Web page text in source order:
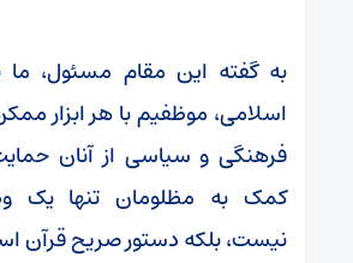
به گفته این مقام مسئول، ما
اسلامی، موظفیم با هر ابزار
فرهنگی و سیاسی از آنان
کمک به مظلومان تنها یک
نیست، بلکه دستور صریح قرآن